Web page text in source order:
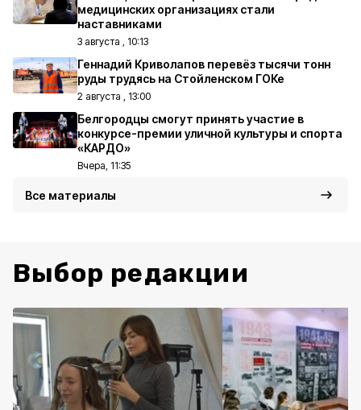
медицинских организациях стали
наставниками
3 августа , 10:13
Геннадий Криволапов перевёз тысячи тонн
руды трудясь на Стойленском ГОКе
2 августа , 13:00
Белгородцы смогут принять участие в
конкурсе-премии уличной культуры и спорта
«КАРДО»
Вчера, 11:35
Все материалы
Выбор редакции